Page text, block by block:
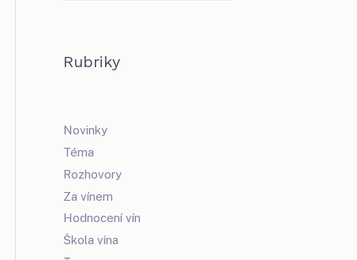
Rubriky
Novinky
Téma
Rozhovory
Za vínem
Hodnocení vín
Škola vína